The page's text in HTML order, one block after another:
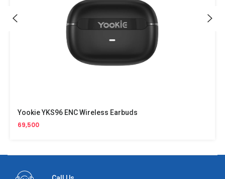
Yookie YKS96 ENC Wireless Earbuds
69,500